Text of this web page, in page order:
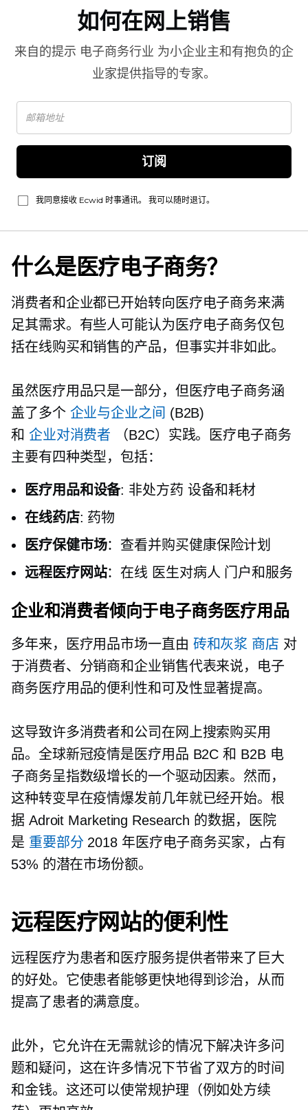
如何在网上销售
来自的提示 电子商务行业 为小企业主和有抱负的企
业家提供指导的专家。
订阅
我同意接收 Ecwid 时事通讯。 我可以随时退订。
什么是医疗电子商务？
消费者和企业都已开始转向医疗电子商务来满
足其需求。有些人可能认为医疗电子商务仅包
括在线购买和销售的产品，但事实并非如此。
虽然医疗用品只是一部分，但医疗电子商务涵
盖了多个 企业与企业之间 (B2B)
和 企业对消费者 （B2C）实践。医疗电子商务
主要有四种类型，包括：
医疗用品和设备: 非处方药 设备和耗材
在线药店: 药物
医疗保健市场：查看并购买健康保险计划
远程医疗网站：在线 医生对病人 门户和服务
企业和消费者倾向于电子商务医疗用品
多年来，医疗用品市场一直由 砖和灰浆 商店 对
于消费者、分销商和企业销售代表来说，电子
商务医疗用品的便利性和可及性显著提高。
这导致许多消费者和公司在网上搜索购买用
品。全球新冠疫情是医疗用品 B2C 和 B2B 电
子商务呈指数级增长的一个驱动因素。然而，
这种转变早在疫情爆发前几年就已经开始。根
据 Adroit Marketing Research 的数据，医院
是 重要部分 2018 年医疗电子商务买家，占有
53% 的潜在市场份额。
远程医疗网站的便利性
远程医疗为患者和医疗服务提供者带来了巨大
的好处。它使患者能够更快地得到诊治，从而
提高了患者的满意度。
此外，它允许在无需就诊的情况下解决许多问
题和疑问，这在许多情况下节省了双方的时间
和金钱。这还可以使常规护理（例如处方续